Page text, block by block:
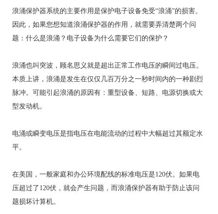
浪涌保护器系统的主要作用是保护电子设备免受“浪涌”的损害。
因此，如果您想知道浪涌保护器的作用，就需要弄清楚两个问
题：什么是浪涌？电子设备为什么需要它们的保护？
浪涌也叫突波，顾名思义就是超出正常工作电压的瞬间过电压。
本质上讲，浪涌是发生在仅仅几百万分之一秒时间内的一种剧烈
脉冲。可能引起浪涌的原因有：重型设备、短路、电源切换或大
型发动机。
电涌或瞬变电压是指电压在电能流动的过程中大幅超过其额定水
平。
在美国，一般家庭和办公环境配线的标准电压是120伏。如果电
压超过了120伏，就会产生问题，而浪涌保护器有助于防止该问
题损坏计算机。